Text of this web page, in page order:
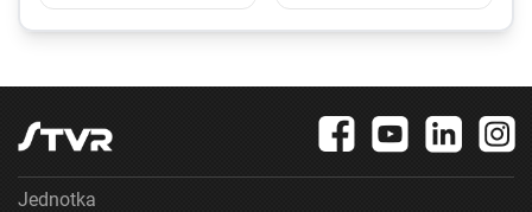
Jednotka